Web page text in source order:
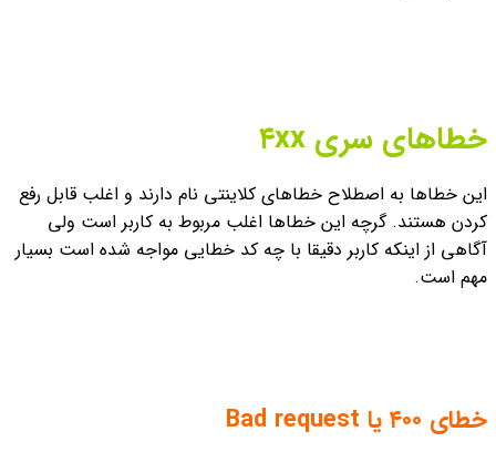
خطاهای سری ۴xx
این خطاها به اصطلاح خطاهای کلاینتی نام دارند و اغلب قابل رفع
کردن هستند. گرچه این خطاها اغلب مربوط به کاربر است ولی
آگاهی از اینکه کاربر دقیقا با چه کد خطایی مواجه شده است بسیار
مهم است.
خطای ۴۰۰ یا Bad request